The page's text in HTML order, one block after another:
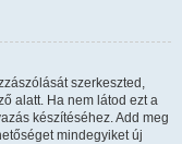
szerkeszted,
alatt. Ha nem látod ezt a
készítéséhez. Add meg
mindegyiket új